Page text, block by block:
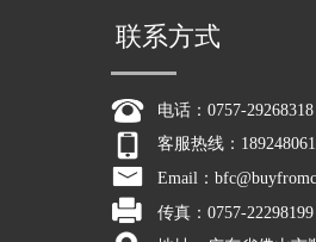
联系方式
电话：0757-29268318
客服热线：
Email：
传真：0757-22298199